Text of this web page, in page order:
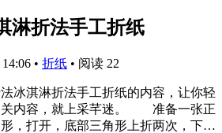
淋折法手工折纸
• 折纸 • 阅读 22
冰淇淋折法手工折纸的内容，让你轻
关内容，就上采芊迷。 准备一张正
，打开，底部三角形上折两次，下…